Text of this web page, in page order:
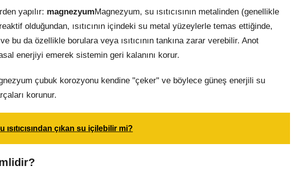
yapılır: magnezyumMagnezyum, su ısıtıcısının metalinden (genellikle
olduğundan, ısıtıcının içindeki su metal yüzeylerle temas ettiğinde,
bu da özellikle borulara veya ısıtıcının tankına zarar verebilir. Anot
enerjiyi emerek sistemin geri kalanını korur.
çubuk korozyonu kendine "çeker" ve böylece güneş enerjili su
korunur.
çıkan su içilebilir mi?